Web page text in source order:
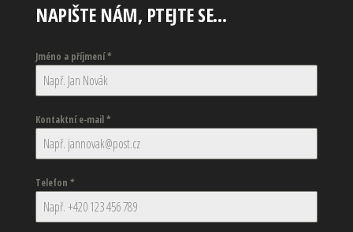
NAPIŠTE NÁM, PTEJTE SE…
Jméno a příjmení*
Kontaktní e-mail*
Telefon *